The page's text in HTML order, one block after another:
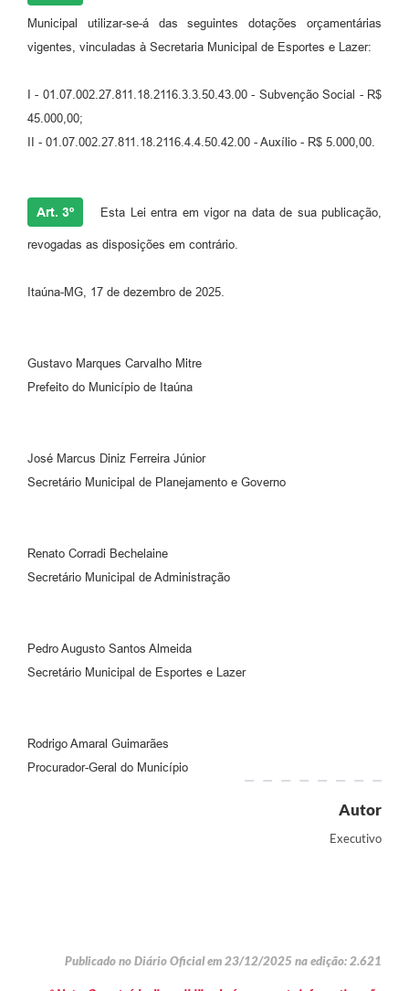
Municipal utilizar-se-á das seguintes dotações orçamentárias
vigentes, vinculadas à Secretaria Municipal de Esportes e Lazer:
I - 01.07.002.27.811.18.2116.3.3.50.43.00 - Subvenção Social - R$
45.000,00;
II - 01.07.002.27.811.18.2116.4.4.50.42.00 - Auxílio - R$ 5.000,00.
Art. 3º Esta Lei entra em vigor na data de sua publicação,
revogadas as disposições em contrário.
Itaúna-MG, 17 de dezembro de 2025.
Gustavo Marques Carvalho Mitre
Prefeito do Município de Itaúna
José Marcus Diniz Ferreira Júnior
Secretário Municipal de Planejamento e Governo
Renato Corradi Bechelaine
Secretário Municipal de Administração
Pedro Augusto Santos Almeida
Secretário Municipal de Esportes e Lazer
Rodrigo Amaral Guimarães
Procurador-Geral do Município
Autor
Executivo
Publicado no Diário Oficial em 23/12/2025 na edição: 2.621